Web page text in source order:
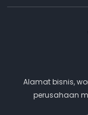
Alamat bisnis,
perusahaan